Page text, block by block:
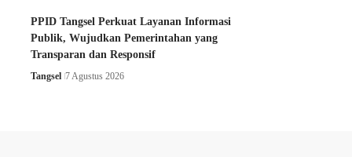
PPID Tangsel Perkuat Layanan Informasi
Publik, Wujudkan Pemerintahan yang
Transparan dan Responsif
Tangsel 7 Agustus 2026